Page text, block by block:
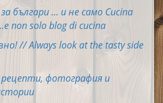
българи ... и не само Cucina
non solo blog di cucina
// Always look at the tasty side
рецепти, фотография и